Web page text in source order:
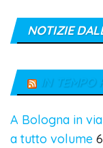
NOTIZIE
IN TEMPO
A Bologna in
a tutto volume